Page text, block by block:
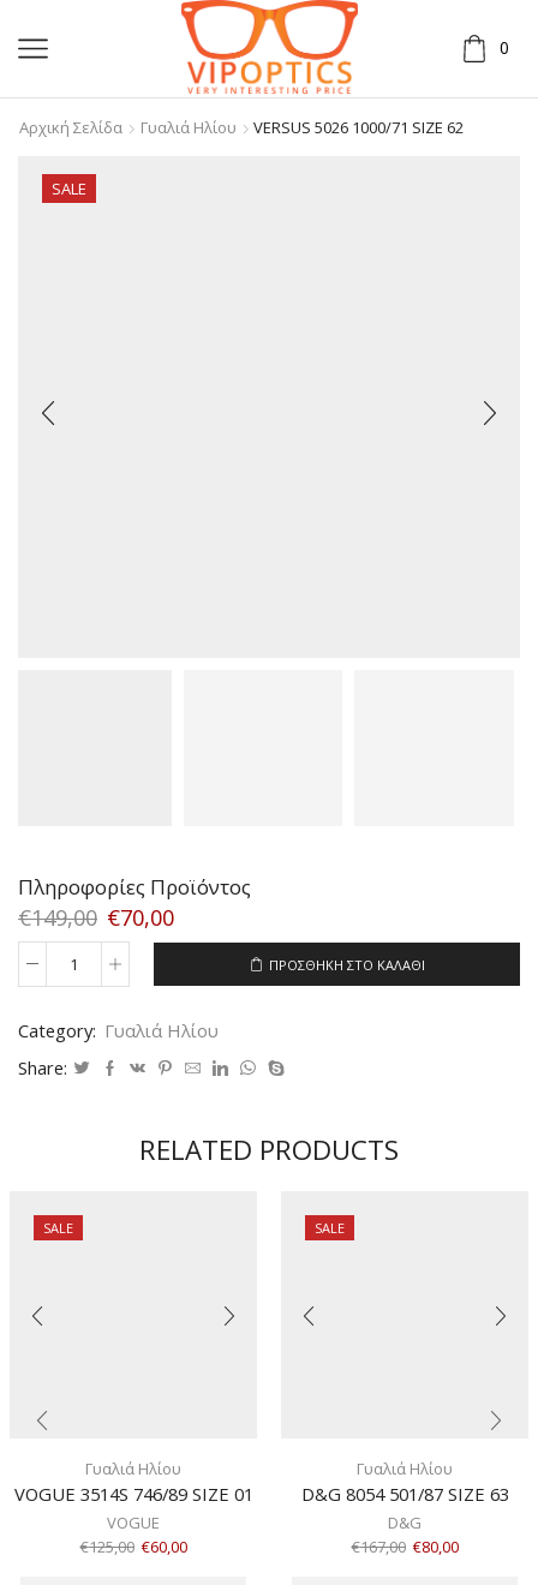
0
Αρχική Σελίδα Γυαλιά Ηλίου VERSUS 5026 1000/71 SIZE 62
SALE
Πληροφορίες Προϊόντος
€149,00 €70,00
VERSUS
SIZE
62
ποσότητα
ΠΡΟΣΘΉΚΗ ΣΤΟ ΚΑΛΆΘΙ
Category: Γυαλιά Ηλίου
Share:
RELATED PRODUCTS
SALE
Γυαλιά Ηλίου
VOGUE 3514S 746/89 SIZE 01
VOGUE
€125,00 €60,00
SALE
Γυαλιά Ηλίου
D&G 8054 501/87 SIZE 63
D&G
€167,00 €80,00